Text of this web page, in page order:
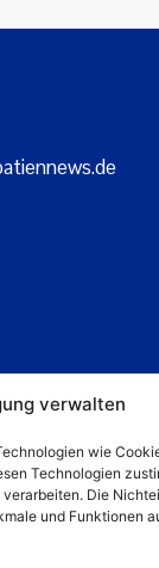
verwalten
wie
Technologien
Die
und Funktionen